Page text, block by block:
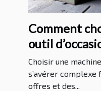
Comment
outil
besoins ?
Choisir une
s’avérer complexe
offres et des...